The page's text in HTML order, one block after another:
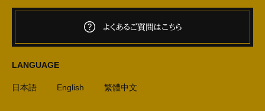
よくあるご質問はこちら
LANGUAGE
日本語 English 繁體中文